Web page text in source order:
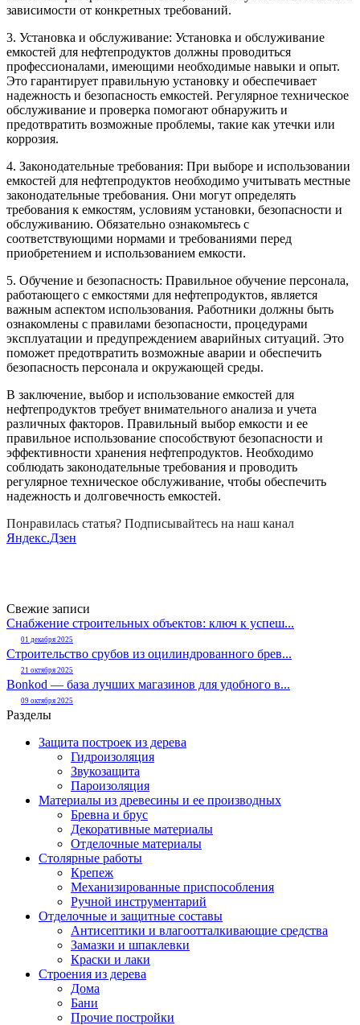
зависимости от конкретных требований.
3. Установка и обслуживание: Установка и обслуживание
емкостей для нефтепродуктов должны проводиться
профессионалами, имеющими необходимые навыки и опыт.
Это гарантирует правильную установку и обеспечивает
надежность и безопасность емкостей. Регулярное техническое
обслуживание и проверка помогают обнаружить и
предотвратить возможные проблемы, такие как утечки или
коррозия.
4. Законодательные требования: При выборе и использовании
емкостей для нефтепродуктов необходимо учитывать местные
законодательные требования. Они могут определять
требования к емкостям, условиям установки, безопасности и
обслуживанию. Обязательно ознакомьтесь с
соответствующими нормами и требованиями перед
приобретением и использованием емкости.
5. Обучение и безопасность: Правильное обучение персонала,
работающего с емкостями для нефтепродуктов, является
важным аспектом использования. Работники должны быть
ознакомлены с правилами безопасности, процедурами
эксплуатации и предупреждением аварийных ситуаций. Это
поможет предотвратить возможные аварии и обеспечить
безопасность персонала и окружающей среды.
В заключение, выбор и использование емкостей для
нефтепродуктов требует внимательного анализа и учета
различных факторов. Правильный выбор емкости и ее
правильное использование способствуют безопасности и
эффективности хранения нефтепродуктов. Необходимо
соблюдать законодательные требования и проводить
регулярное техническое обслуживание, чтобы обеспечить
надежность и долговечность емкостей.
Понравилась статья? Подписывайтесь на наш канал
Яндекс.Дзен
Свежие записи
Снабжение строительных объектов: ключ к успеш...
01 декабря 2025
Строительство срубов из оцилиндрованного брев...
21 октября 2025
Bonkod — база лучших магазинов для удобного в...
09 октября 2025
Разделы
Защита построек из дерева
Гидроизоляция
Звукозащита
Пароизоляция
Материалы из древесины и ее производных
Бревна и брус
Декоративные материалы
Отделочные материалы
Столярные работы
Крепеж
Механизированные приспособления
Ручной инструментарий
Отделочные и защитные составы
Антисептики и влагоотталкивающие средства
Замазки и шпаклевки
Краски и лаки
Строения из дерева
Дома
Бани
Прочие постройки